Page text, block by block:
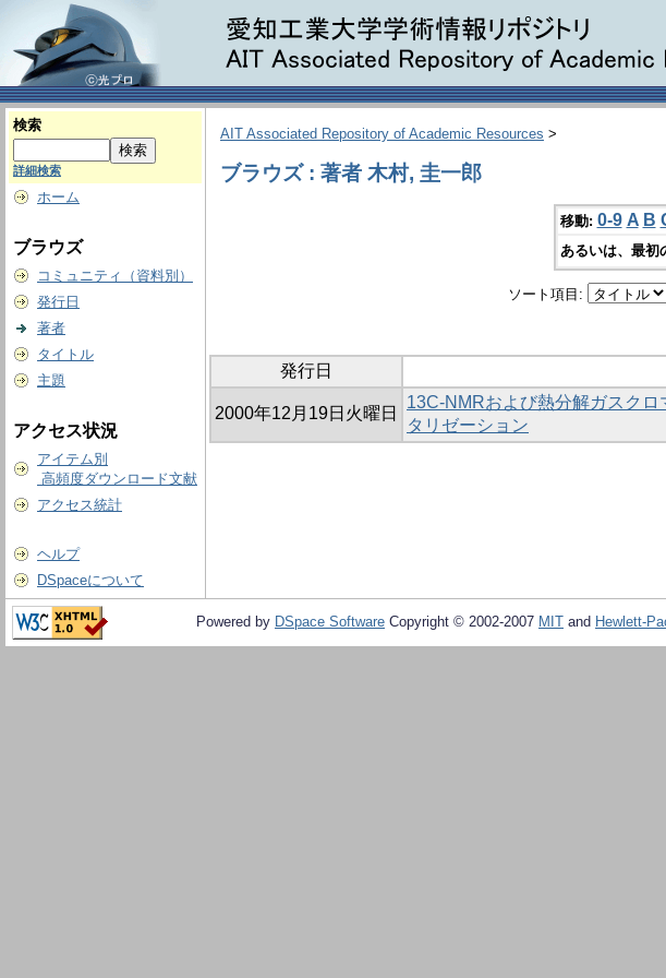
検索
詳細検索
ホーム
ブラウズ
コミュニティ（資料別）
発行日
著者
タイトル
主題
アクセス状況
アイテム別
高頻度ダウンロード文献
アクセス統計
ヘルプ
DSpaceについて
AIT Associated Repository of Academic Resources >
ブラウズ : 著者 木村, 圭一郎
移動: 0-9 A B
あるいは、最初
ソート項目:
発行日
2000年12月19日火曜日
13C-NMRおよび熱分解ガスク
タリゼーション
Powered by DSpace Software Copyright © 2002-2007 MIT and Hewlett-